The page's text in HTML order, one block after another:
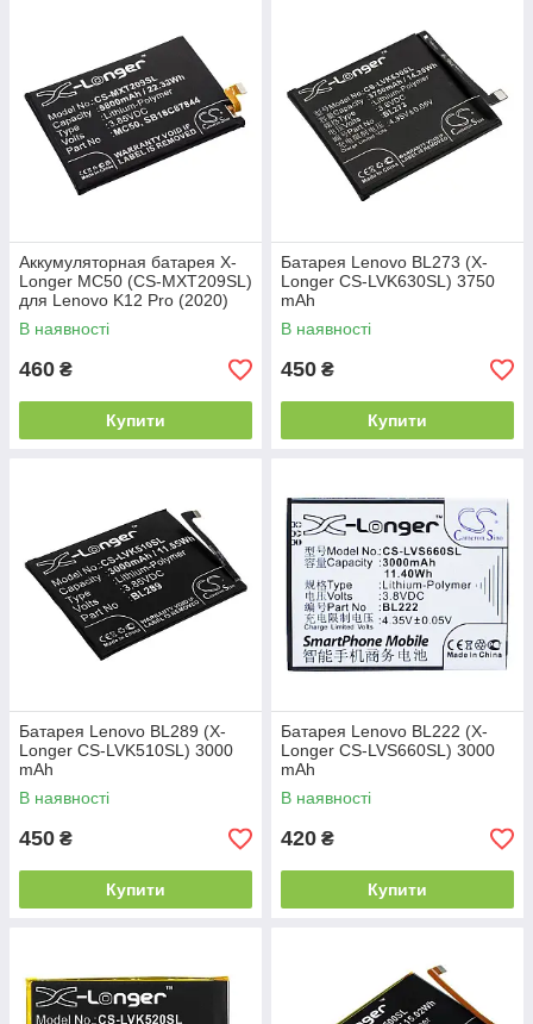
Аккумуляторная батарея X-
Longer MC50 (CS-MXT209SL)
для Lenovo K12 Pro (2020)
(5800 mAh)
В наявності
460 ₴
Купити
Батарея Lenovo BL273 (X-
Longer CS-LVK630SL) 3750
mAh
В наявності
450 ₴
Купити
Батарея Lenovo BL289 (X-
Longer CS-LVK510SL) 3000
mAh
В наявності
450 ₴
Купити
Батарея Lenovo BL222 (X-
Longer CS-LVS660SL) 3000
mAh
В наявності
420 ₴
Купити